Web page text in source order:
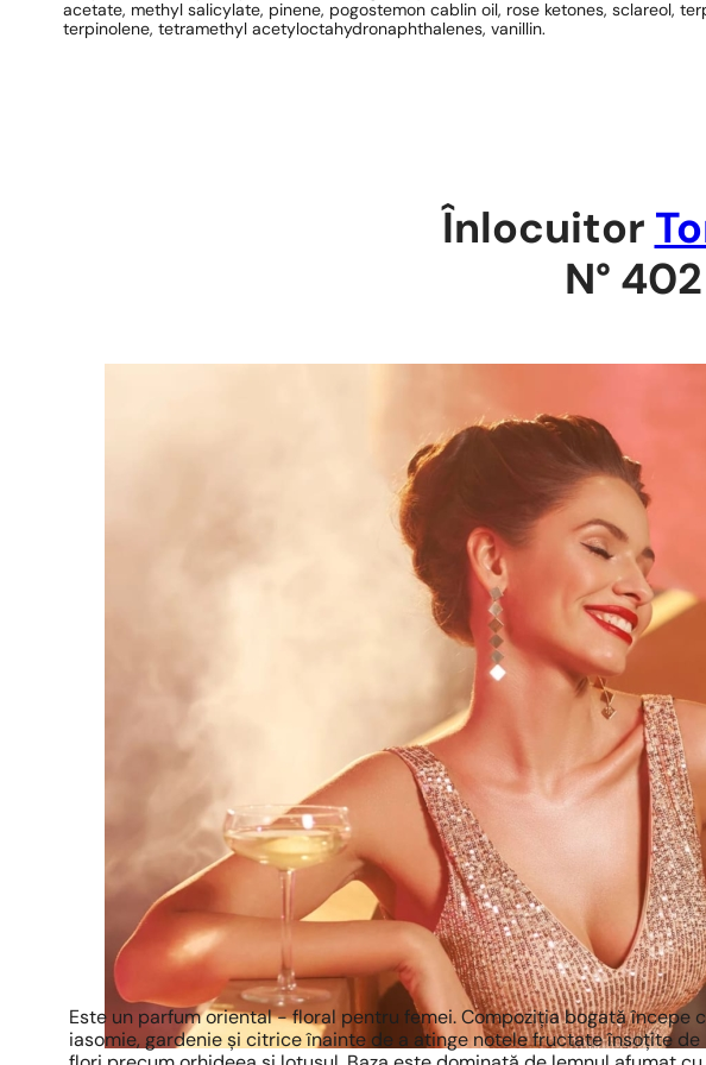
acetate, methyl salicylate, pinene, pogostemon cablin oil, rose ketones, sclareol,
terpinolene, tetramethyl acetyloctahydronaphthalenes, vanillin.
Înlocuitor
N°
Este un parfum oriental - floral pentru femei. Compoziția bogată începe
iasomie, gardenie și citrice înainte de a atinge notele fructate însoțite de